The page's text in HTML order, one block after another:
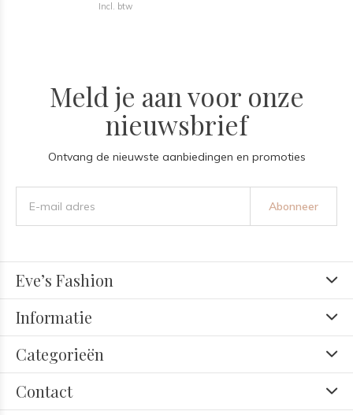
Incl. btw
Meld je aan voor onze
nieuwsbrief
Ontvang de nieuwste aanbiedingen en promoties
Abonneer
Eve’s Fashion
Informatie
Categorieën
Contact